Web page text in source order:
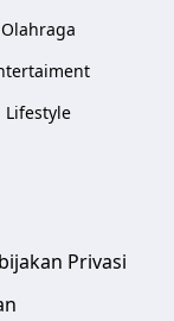
Olahraga
Lifestyle
Privasi